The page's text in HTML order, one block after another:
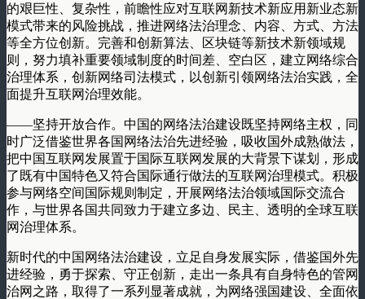
的艰巨性、复杂性，前瞻性应对互联网新技术新应用新业态新
模式带来的风险挑战，推进网络法治理念、内容、方式、方法
等全方位创新。完善和创新算法、区块链等新技术新领域规
则，努力填补重要领域制度的时间差、空白区，建立网络综合
治理体系，创新网络司法模式，以创新引领网络法治实践，全
面提升互联网治理效能。
——坚持开放合作。中国的网络法治建设既坚持网络主权，同
时广泛借鉴世界各国网络法治先进经验，吸收国外成熟做法，
把中国互联网发展置于国际互联网发展的大背景下谋划，形成
了既有中国特色又符合国际通行做法的互联网治理模式。积极
参与网络空间国际规则制定，开展网络法治领域国际交流合
作，与世界各国共同致力于建立多边、民主、透明的全球互联
网治理体系。
新时代的中国网络法治建设，立足自身发展实际，借鉴国外先
进经验，勇于探索、守正创新，走出一条具有自身特色的管网
治网之路，取得了一系列显著成就，为网络强国建设、全面依